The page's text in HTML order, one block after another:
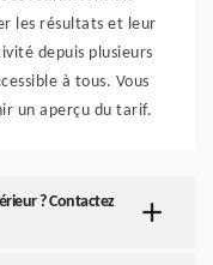
les résultats et leur
depuis plusieurs
à tous. Vous
un aperçu du tarif.
? Contactez